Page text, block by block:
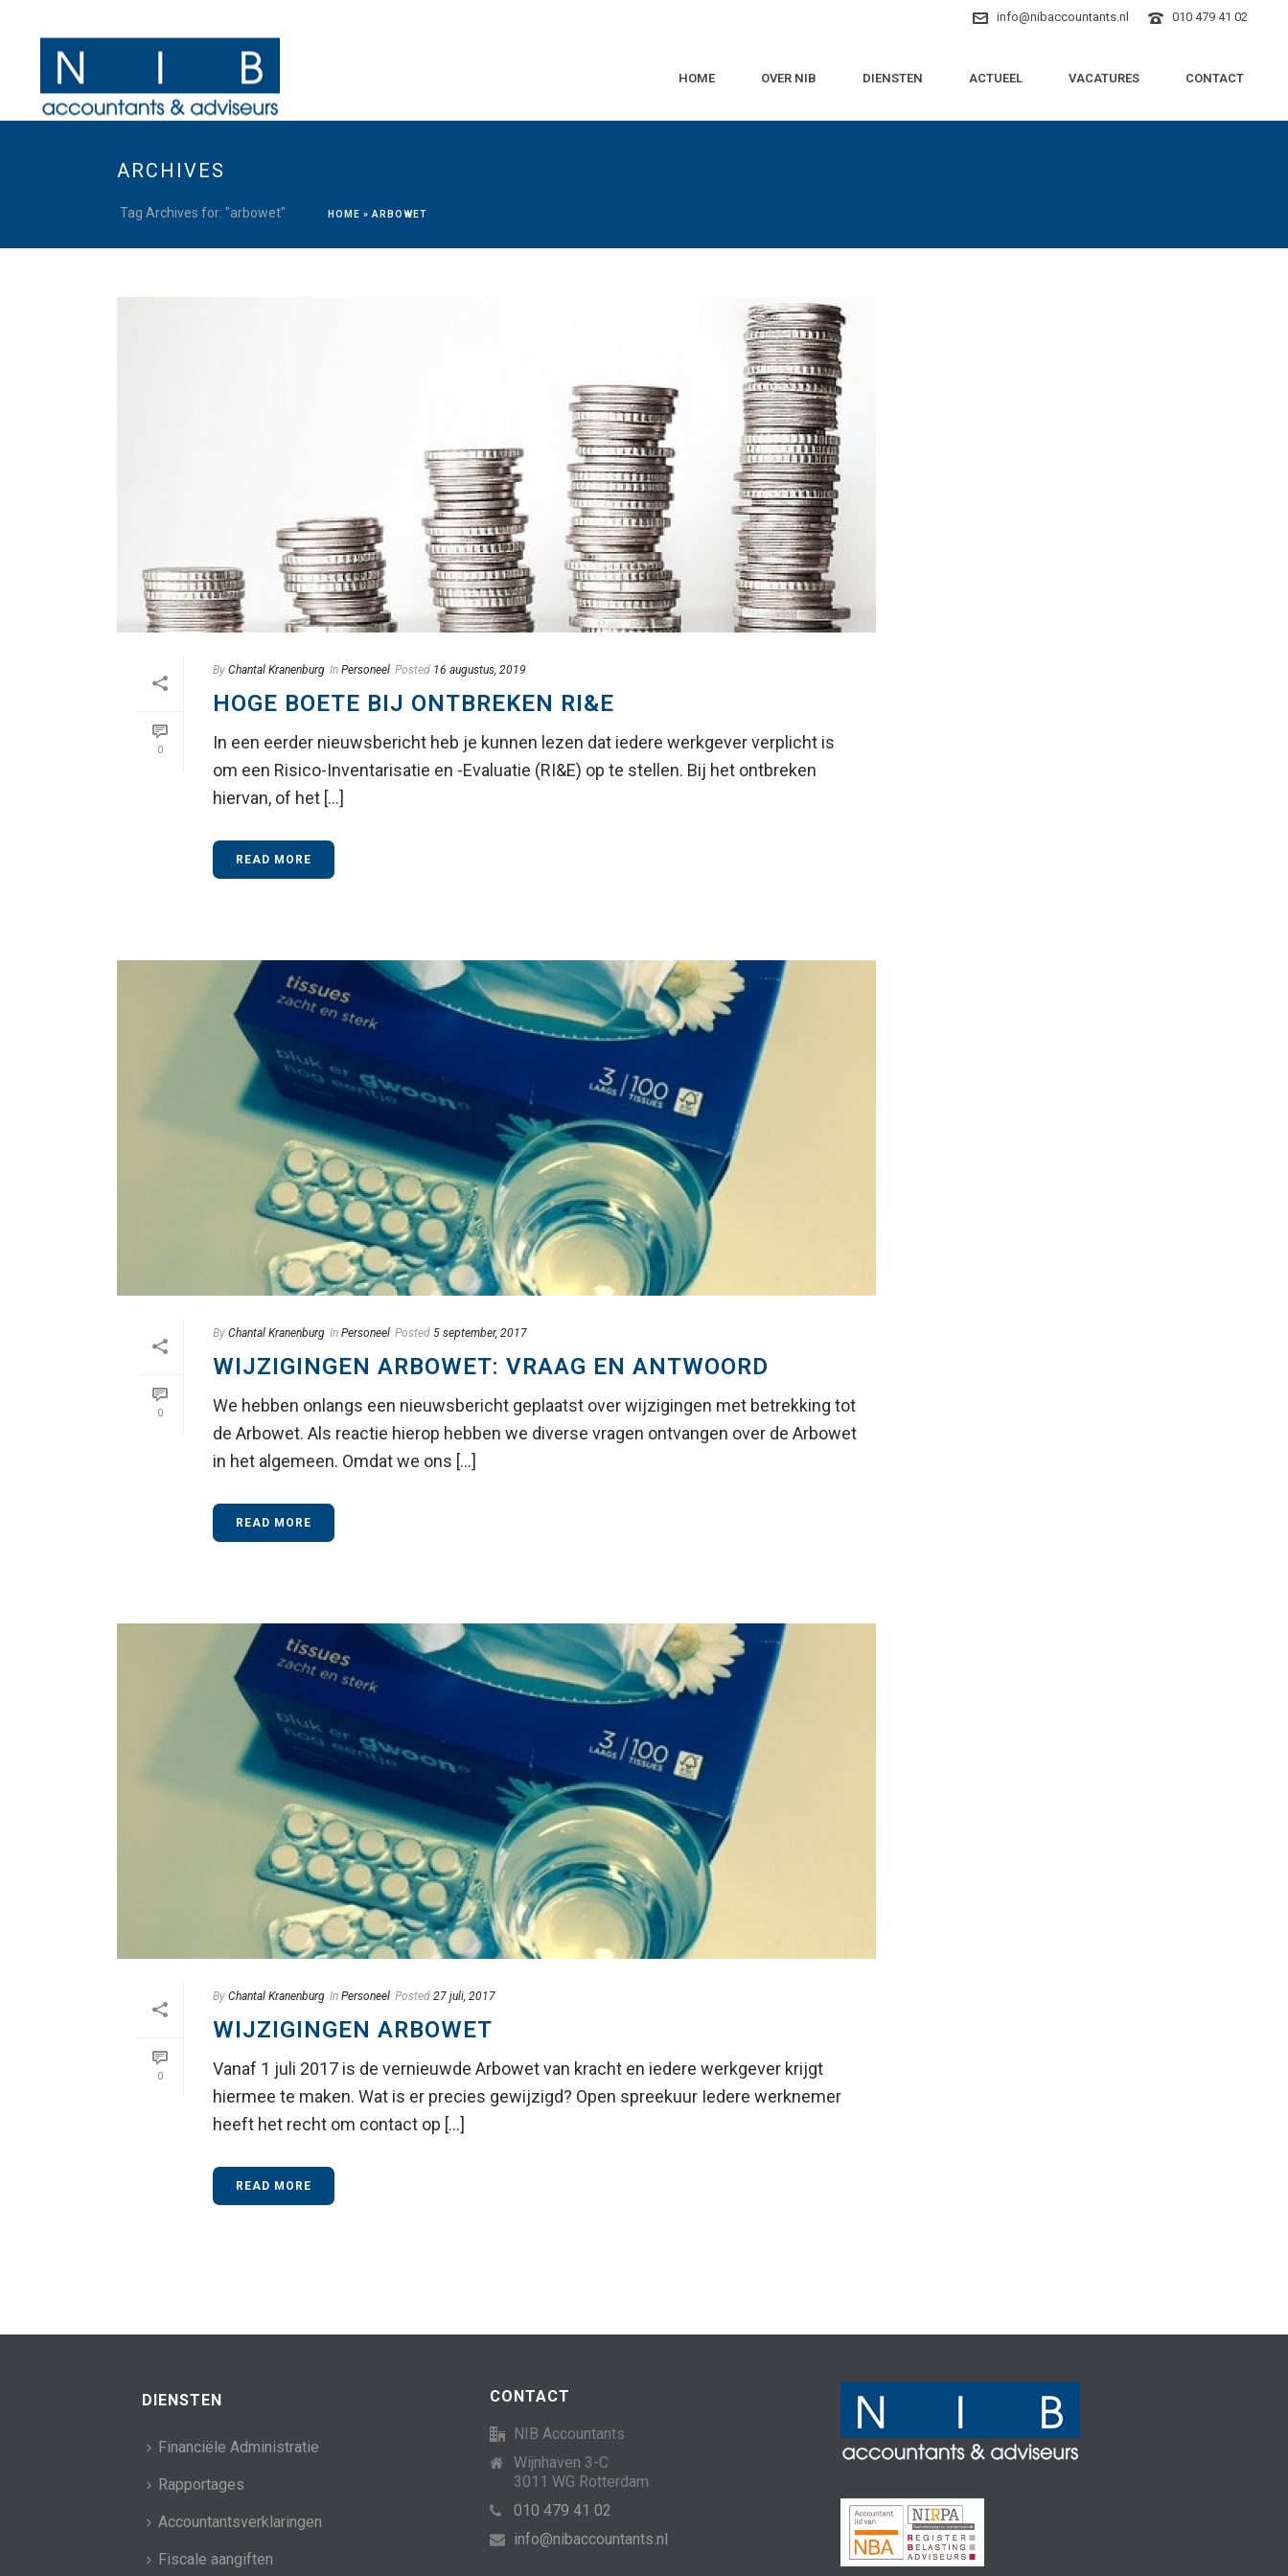
010 479 41 02
info@nibaccountants.nl
HOME OVER NIB DIENSTEN ACTUEEL VACATURES CONTACT
ARCHIVES
Tag Archives for: "arbowet" HOME » ARBOWET
0
By Chantal Kranenburg In Personeel Posted 16 augustus, 2019
HOGE BOETE BIJ ONTBREKEN RI&E
In een eerder nieuwsbericht heb je kunnen lezen dat iedere werkgever verplicht is
om een Risico-Inventarisatie en -Evaluatie (RI&E) op te stellen. Bij het ontbreken
hiervan, of het [...]
READ MORE
0
By Chantal Kranenburg In Personeel Posted 5 september, 2017
WIJZIGINGEN ARBOWET: VRAAG EN ANTWOORD
We hebben onlangs een nieuwsbericht geplaatst over wijzigingen met betrekking tot
de Arbowet. Als reactie hierop hebben we diverse vragen ontvangen over de Arbowet
in het algemeen. Omdat we ons [...]
READ MORE
0
By Chantal Kranenburg In Personeel Posted 27 juli, 2017
WIJZIGINGEN ARBOWET
Vanaf 1 juli 2017 is de vernieuwde Arbowet van kracht en iedere werkgever krijgt
hiermee te maken. Wat is er precies gewijzigd? Open spreekuur Iedere werknemer
heeft het recht om contact op [...]
READ MORE
DIENSTEN
Financiële Administratie
Rapportages
Accountantsverklaringen
Fiscale aangiften
CONTACT
NIB Accountants
Wijnhaven 3-C
3011 WG Rotterdam
010 479 41 02
info@nibaccountants.nl